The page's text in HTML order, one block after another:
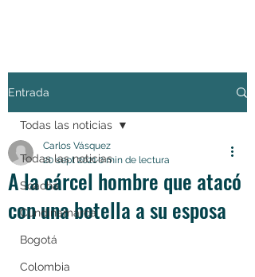
Entrada
Todas las noticias
Soacha
Cundinamarca
Bogotá
Colombia
Todas las noticias
A la cárcel hombre que atacó
con una botella a su esposa
Carlos Vásquez
20 sept 20210 min de lectura